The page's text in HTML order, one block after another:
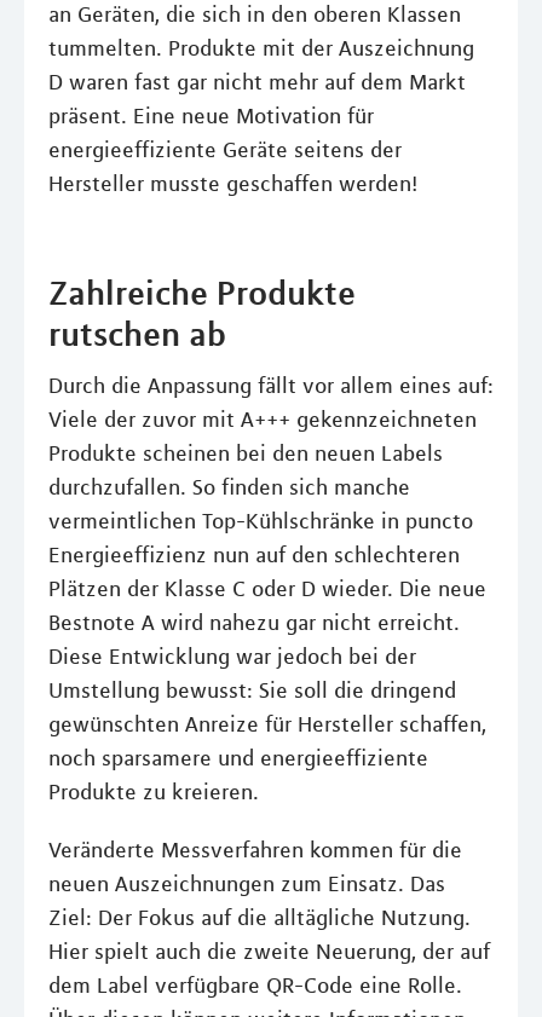
an Geräten, die sich in den oberen Klassen
tummelten. Produkte mit der Auszeichnung
D waren fast gar nicht mehr auf dem Markt
präsent. Eine neue Motivation für
energieeffiziente Geräte seitens der
Hersteller musste geschaffen werden!
Zahlreiche Produkte
rutschen ab
Durch die Anpassung fällt vor allem eines auf:
Viele der zuvor mit A+++ gekennzeichneten
Produkte scheinen bei den neuen Labels
durchzufallen. So finden sich manche
vermeintlichen Top-Kühlschränke in puncto
Energieeffizienz nun auf den schlechteren
Plätzen der Klasse C oder D wieder. Die neue
Bestnote A wird nahezu gar nicht erreicht.
Diese Entwicklung war jedoch bei der
Umstellung bewusst: Sie soll die dringend
gewünschten Anreize für Hersteller schaffen,
noch sparsamere und energieeffiziente
Produkte zu kreieren.
Veränderte Messverfahren kommen für die
neuen Auszeichnungen zum Einsatz. Das
Ziel: Der Fokus auf die alltägliche Nutzung.
Hier spielt auch die zweite Neuerung, der auf
dem Label verfügbare QR-Code eine Rolle.